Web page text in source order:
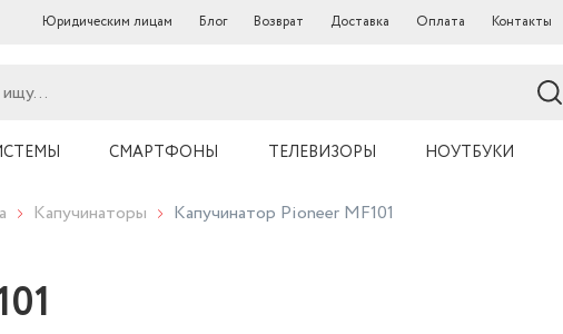
Юридическим лицам Блог Возврат Доставка Оплата Контакты
СМАРТФОНЫ ТЕЛЕВИЗОРЫ НОУТБУКИ
Капучинаторы Капучинатор Pioneer MF101